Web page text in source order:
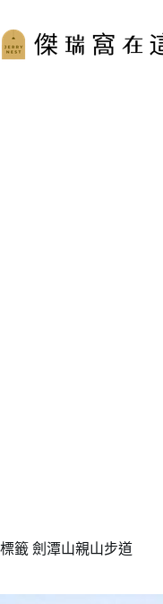
至
主
標籤 劍潭山親山步道